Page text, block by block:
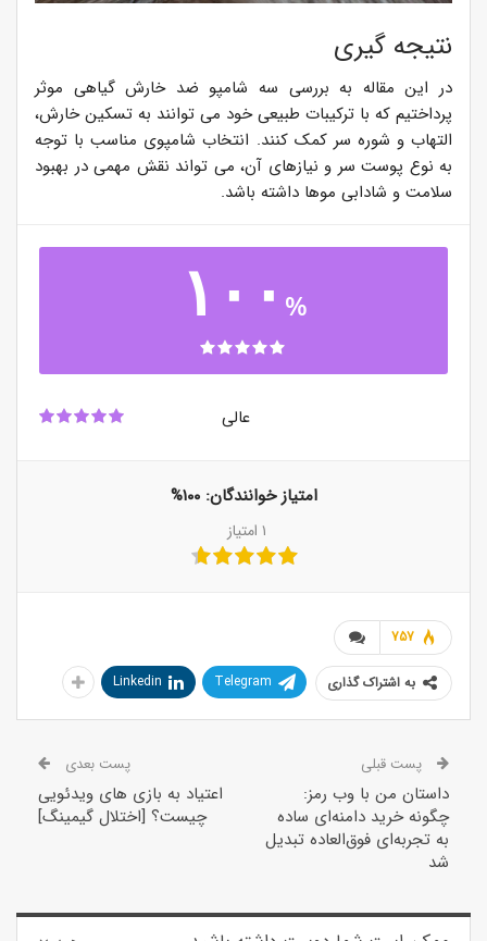
نتیجه گیری
در این مقاله به بررسی سه شامپو ضد خارش گیاهی موثر
پرداختیم که با ترکیبات طبیعی خود می توانند به تسکین خارش،
التهاب و شوره سر کمک کنند. انتخاب شامپوی مناسب با توجه
به نوع پوست سر و نیازهای آن، می تواند نقش مهمی در بهبود
سلامت و شادابی موها داشته باشد.
۱۰۰ %
عالی
امتیاز خوانندگان:۱۰۰%
۱ امتیاز
757
به اشتراک گذاری Telegram
Linkedin
پست قبلی
داستان من با وب رمز:
چگونه خرید دامنه‌ای ساده
به تجربه‌ای فوق‌العاده تبدیل
شد
پست بعدی
اعتیاد به بازی‌ های ویدئویی
چیست؟ [اختلال گیمینگ]